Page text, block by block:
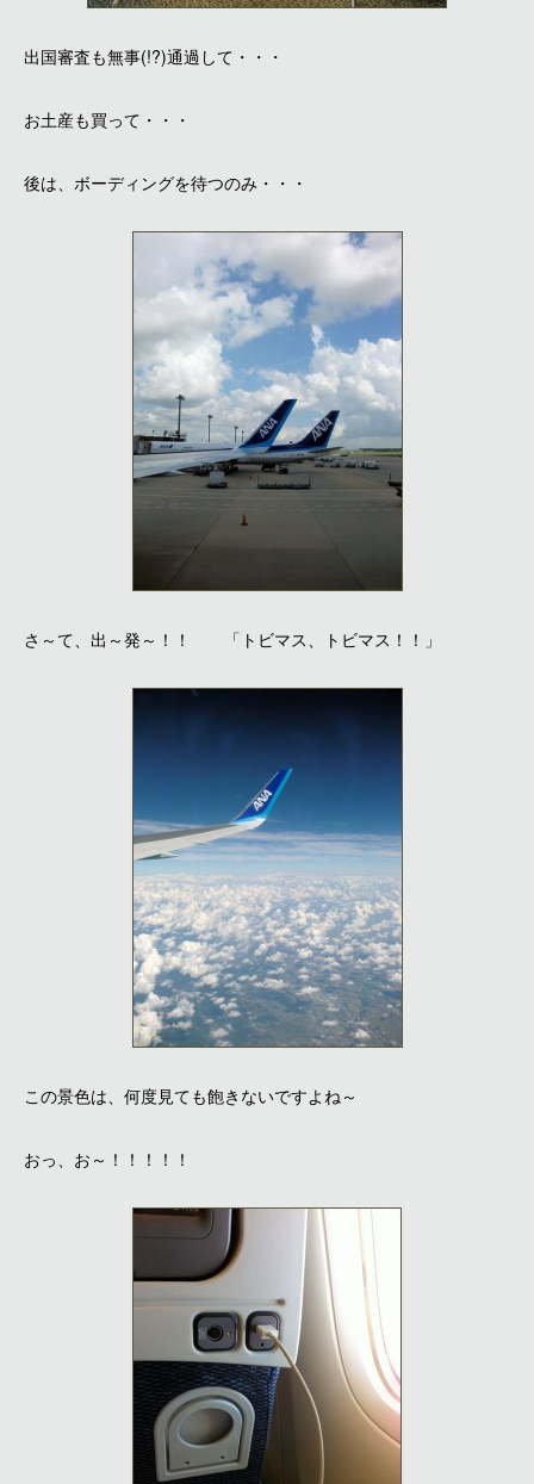
出国審査も無事(!?)通過して・・・
お土産も買って・・・
後は、ボーディングを待つのみ・・・
さ～て、出～発～！！ 「トビマス、トビマス！！」
この景色は、何度見ても飽きないですよね～
おっ、お～！！！！！